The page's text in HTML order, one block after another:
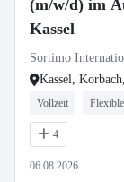
(m/w/d) im
Kassel
Sortimo
Kassel,
Vollzeit
4
06.08.2026